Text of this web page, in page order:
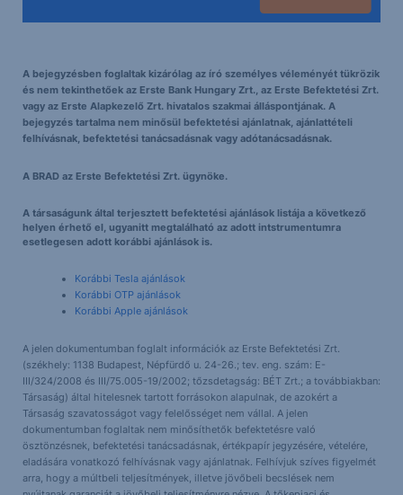
A bejegyzésben foglaltak kizárólag az író személyes véleményét tükrözik
és nem tekinthetőek az Erste Bank Hungary Zrt., az Erste Befektetési Zrt.
vagy az Erste Alapkezelő Zrt. hivatalos szakmai álláspontjának. A
bejegyzés tartalma nem minősül befektetési ajánlatnak, ajánlattételi
felhívásnak, befektetési tanácsadásnak vagy adótanácsadásnak.
A BRAD az Erste Befektetési Zrt. ügynöke.
A társaságunk által terjesztett befektetési ajánlások listája a következő
helyen érhető el, ugyanitt megtalálható az adott intstrumentumra
esetlegesen adott korábbi ajánlások is.
Korábbi Tesla ajánlások
Korábbi OTP ajánlások
Korábbi Apple ajánlások
A jelen dokumentumban foglalt információk az Erste Befektetési Zrt.
(székhely: 1138 Budapest, Népfürdő u. 24-26.; tev. eng. szám: E-
III/324/2008 és III/75.005-19/2002; tőzsdetagság: BÉT Zrt.; a továbbiakban:
Társaság) által hitelesnek tartott forrásokon alapulnak, de azokért a
Társaság szavatosságot vagy felelősséget nem vállal. A jelen
dokumentumban foglaltak nem minősíthetők befektetésre való
ösztönzésnek, befektetési tanácsadásnak, értékpapír jegyzésére, vételére,
eladására vonatkozó felhívásnak vagy ajánlatnak. Felhívjuk szíves figyelmét
arra, hogy a múltbeli teljesítmények, illetve jövőbeli becslések nem